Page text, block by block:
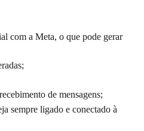
com a Meta, o que pode gerar
de mensagens;
sempre ligado e conectado à